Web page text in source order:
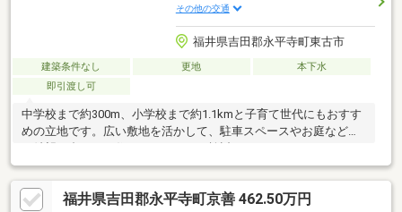
その他の交通
福井県吉田郡永平寺町東古市
建築条件なし 更地
本下水
即引渡し可
中学校まで約300m、小学校まで約1.1kmと子育て世代にもおすす
めの立地です。広い敷地を活かして、駐車スペースやお庭など、
ご希望に合わせた住まいづくりをご検討いただけます！
福井県吉田郡永平寺町京善 462.50万円